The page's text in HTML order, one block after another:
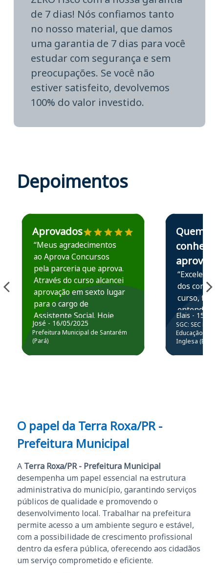
de 7 dias! Nós confiamos tanto
no nosso material, que damos
uma garantia de 7 dias para você
estudar com segurança e sem
preocupações. Se você não
estiver satisfeito, devolvemos
100% do valor investido.
Depoimentos
Estudante José recomenda o Aprova Concursos em
Aprovados
“Meus agradecimentos
ao Aprova Concursos
pela parceria que aprova.
Através do curso alcancei
aprovação em sexto lugar
para o cargo de
Assistente Social. Hoje
estou atuando na
Prefeitura de Santarém.
José - 16/05/2025
Prefeitura Municipal de Santarém
(Pará)
Estudante Elais
Quem
conhece,
aprova
“Excelente
dos
curso,
entender e
prática
resolução
questões.”
Elais - 15/07/
SGC: SEC BA
Educação
Inglesa (Edital
O papel da Terra Roxa/PR -
Prefeitura Municipal
A Terra Roxa/PR - Prefeitura Municipal
desempenha um papel essencial na estrutura
administrativa do município, garantindo serviços
públicos de qualidade e promovendo o
desenvolvimento local. Trabalhar na prefeitura
permite acesso a um ambiente seguro e estável,
com a possibilidade de crescimento profissional
dentro da esfera pública, oferecendo aos cidadãos
um serviço comprometido e eficiente.